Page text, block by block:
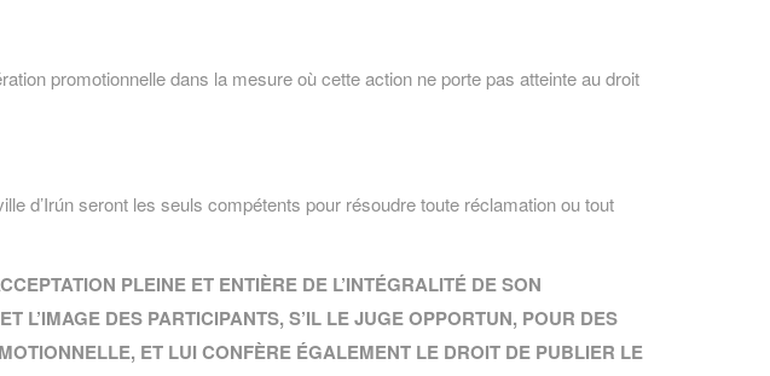
promotionnelle dans la mesure où cette action ne porte pas atteinte au droit
d’Irún seront les seuls compétents pour résoudre toute réclamation ou tout
PLEINE ET ENTIÈRE DE L’INTÉGRALITÉ DE SON
L’IMAGE DES PARTICIPANTS, S’IL LE JUGE OPPORTUN, POUR DES
ET LUI CONFÈRE ÉGALEMENT LE DROIT DE PUBLIER LE